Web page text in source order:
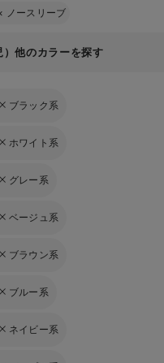
ノースリーブ
他のカラーを探す
ブラック系
ホワイト系
グレー系
ベージュ系
ブラウン系
ブルー系
ネイビー系